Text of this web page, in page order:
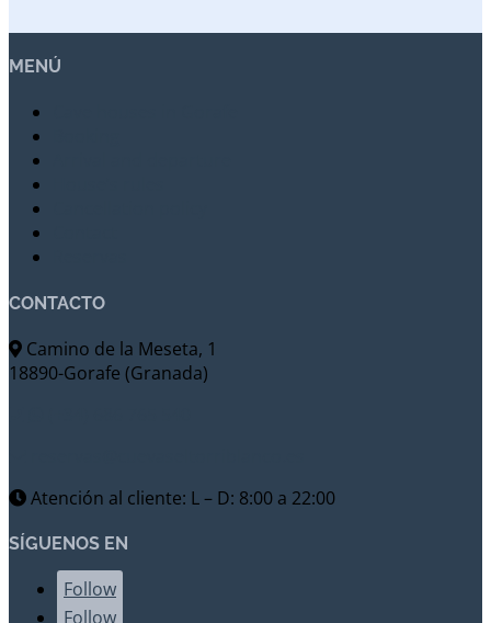
MENÚ
CONTACTO
Camino de la Meseta, 1
18890-Gorafe (Granada)
Atención al cliente: L – D: 8:00 a 22:00
SÍGUENOS EN
Follow
Follow